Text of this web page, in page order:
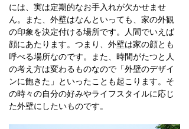
には、実は定期的なお手入れが欠かせませ
ん。また、外壁はなんといっても、家の外観
の印象を決定付ける場所です。人間でいえば
顔にあたります。つまり、外壁は家の顔とも
呼べる場所なのです。また、時間がたつと人
の考え方は変わるものなので「外壁のデザイ
ンに飽きた」といったことも起こります。そ
の時々の自分の好みやライフスタイルに応じ
た外壁にしたいものです。